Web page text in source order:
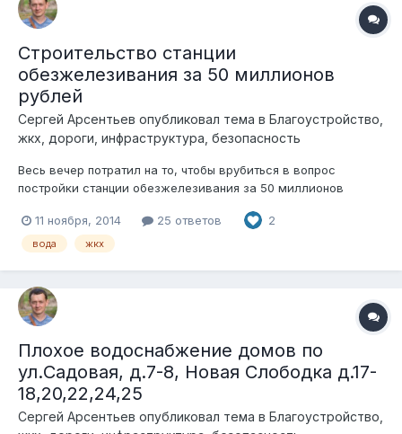
Строительство станции
обезжелезивания за 50 миллионов
рублей
Сергей Арсентьев опубликовал тема в Благоустройство,
жкх, дороги, инфраструктура, безопасность
Весь вечер потратил на то, чтобы врубиться в вопрос
постройки станции обезжелезивания за 50 миллионов
производительностью 4000 куб.м. в сутки - это ОЧЕНЬ много.
Это слишком много! 4000 кубов воды - это аквариум (куб)
11 ноября, 2014 25 ответов 2
вода жкх
Плохое водоснабжение домов по
ул.Садовая, д.7-8, Новая Слободка д.17-
18,20,22,24,25
Сергей Арсентьев опубликовал тема в Благоустройство,